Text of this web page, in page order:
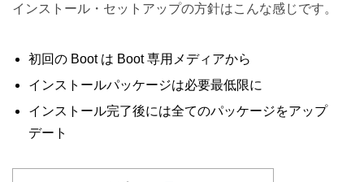
インストール・セットアップの方針はこんな感じです。
初回の Boot は Boot 専用メディアから
インストールパッケージは必要最低限に
インストール完了後には全てのパッケージをアップ
デート